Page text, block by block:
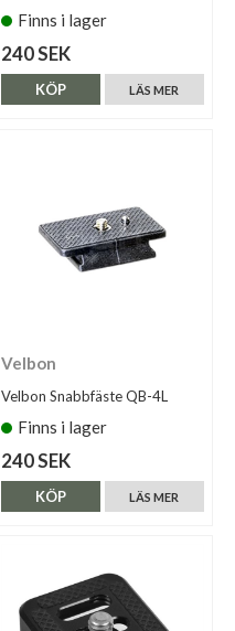
Finns i lager
240 SEK
LÄS MER
KÖP
Velbon
Velbon Snabbfäste QB-4L
Finns i lager
240 SEK
LÄS MER
KÖP